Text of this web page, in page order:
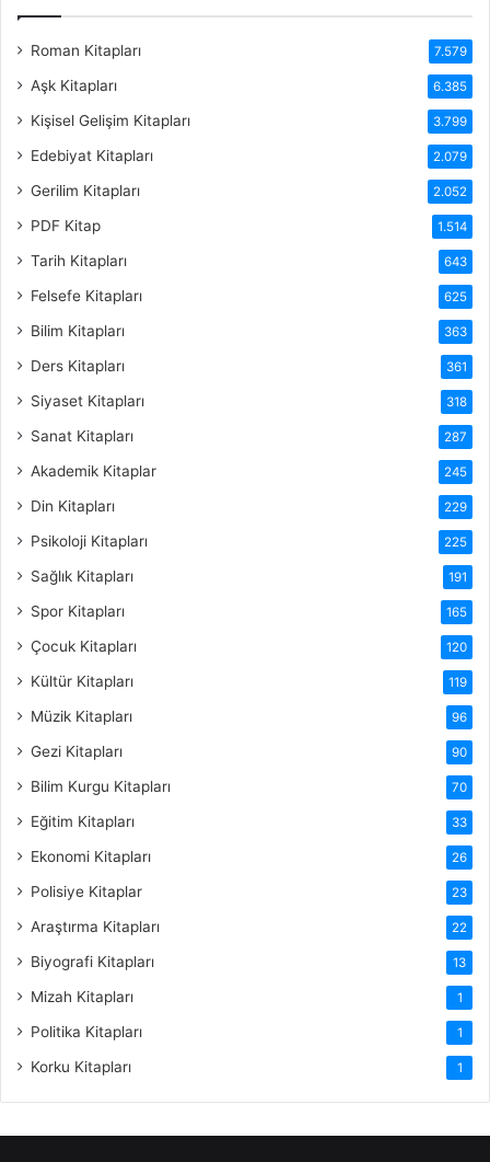
Roman Kitapları 7.579
Aşk Kitapları 6.385
Kişisel Gelişim Kitapları 3.799
Edebiyat Kitapları 2.079
Gerilim Kitapları 2.052
PDF Kitap 1.514
Tarih Kitapları 643
Felsefe Kitapları 625
Bilim Kitapları 363
Ders Kitapları 361
Siyaset Kitapları 318
Sanat Kitapları 287
Akademik Kitaplar 245
Din Kitapları 229
Psikoloji Kitapları 225
Sağlık Kitapları 191
Spor Kitapları 165
Çocuk Kitapları 120
Kültür Kitapları 119
Müzik Kitapları 96
Gezi Kitapları 90
Bilim Kurgu Kitapları 70
Eğitim Kitapları 33
Ekonomi Kitapları 26
Polisiye Kitaplar 23
Araştırma Kitapları 22
Biyografi Kitapları 13
Mizah Kitapları 1
Politika Kitapları 1
Korku Kitapları 1